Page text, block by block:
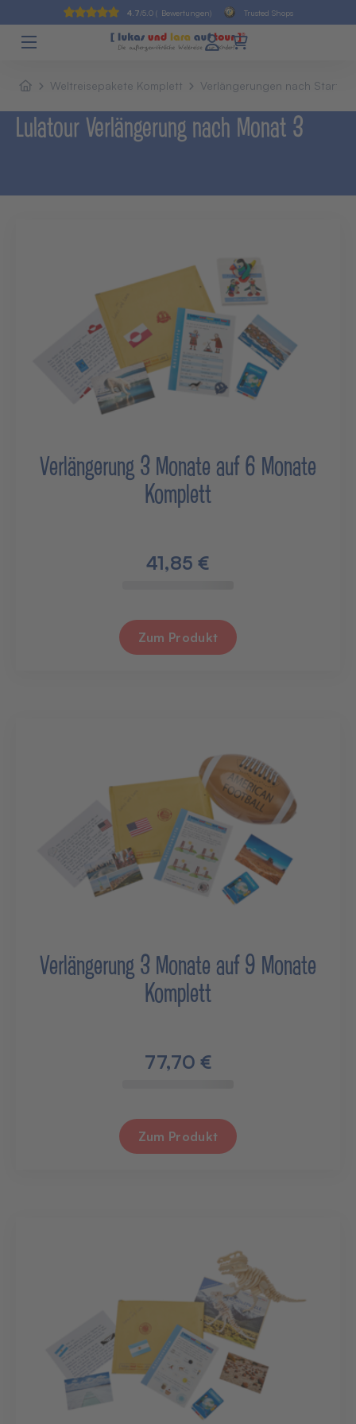
4.7/5.0 ( Bewertungen) Trusted Shops
Weltreisepakete Komplett Verlängerungen nach
Lulatour Verlängerung nach Monat 3
Verlängerung 3 Monate auf 6 Monate
Komplett
41,85 €
Zum Produkt
Verlängerung 3 Monate auf 9 Monate
Komplett
77,70 €
Zum Produkt